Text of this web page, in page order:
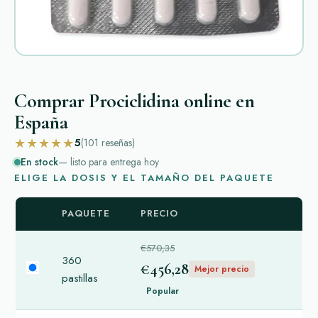
Comprar Prociclidina online en
España
★★★★★5(101 reseñas)
En stock— listo para entrega hoy
ELIGE LA DOSIS Y EL TAMAÑO DEL PAQUETE
PAQUETE PRECIO
360
pastillas
€570,35
€456,28 Mejor precio
Popular